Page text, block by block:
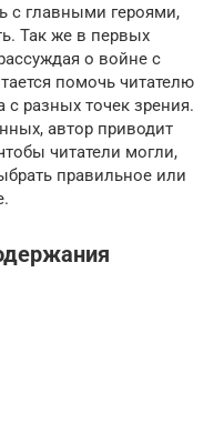
с главными героями,
Так же в первых
о войне с
помочь читателю
разных точек зрения.
автор приводит
читатели могли,
правильное или